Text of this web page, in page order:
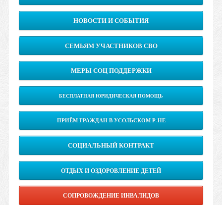
НОВОСТИ И СОБЫТИЯ
СЕМЬЯМ УЧАСТНИКОВ СВО
МЕРЫ СОЦ ПОДДЕРЖКИ
БЕСПЛАТНАЯ ЮРИДИЧЕСКАЯ ПОМОЩЬ
ПРИЁМ ГРАЖДАН В УСОЛЬСКОМ Р-НЕ
СОЦИАЛЬНЫЙ КОНТРАКТ
ОТДЫХ И ОЗДОРОВЛЕНИЕ ДЕТЕЙ
СОПРОВОЖДЕНИЕ ИНВАЛИДОВ